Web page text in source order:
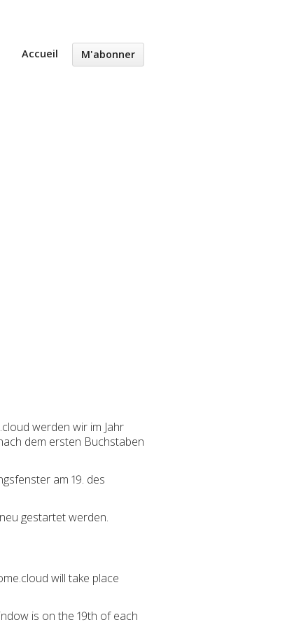
Accueil M'abonner
werden wir im Jahr
dem ersten Buchstaben
am 19. des
gestartet werden.
will take place
is on the 19th of each